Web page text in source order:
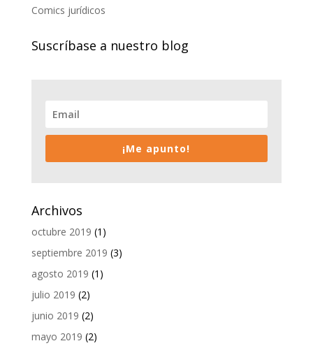
Comics jurídicos
Suscríbase a nuestro blog
¡Me apunto!
Archivos
octubre 2019 (1)
septiembre 2019 (3)
agosto 2019 (1)
julio 2019 (2)
junio 2019 (2)
mayo 2019 (2)